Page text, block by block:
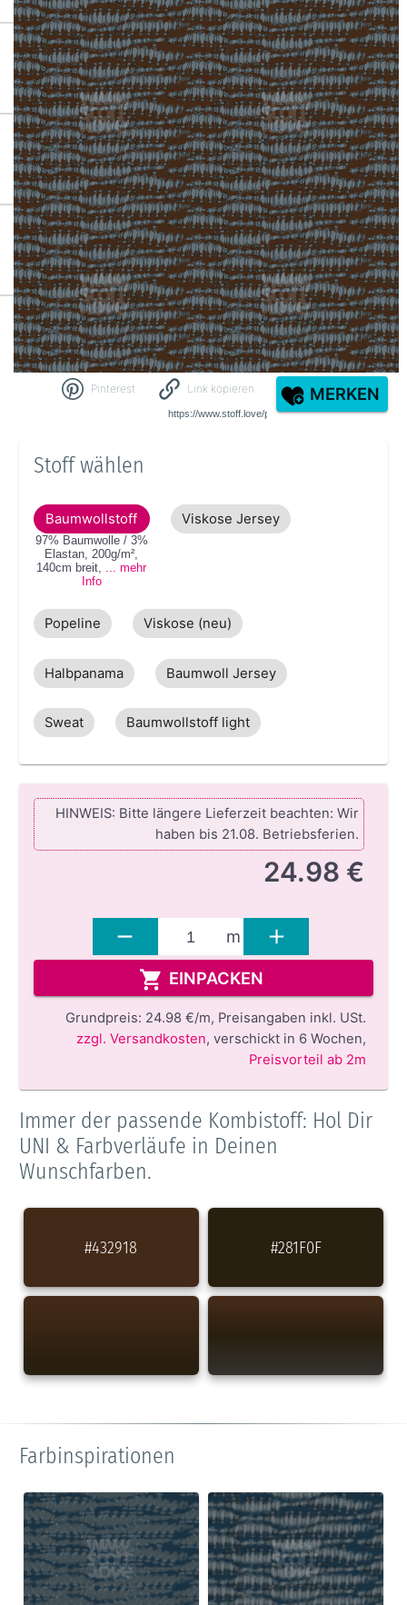
Pinterest Link kopieren MERKEN
Stoff wählen
Baumwollstoff
97% Baumwolle / 3%
Elastan 200g/m²
140cm breit
... mehr
Info
Viskose Jersey
Popeline Viskose (neu)
Halbpanama Baumwoll Jersey
Sweat Baumwollstoff light
HINWEIS: Bitte längere Lieferzeit beachten: Wir
haben bis 21.08. Betriebsferien.
24.98 €
m
EINPACKEN
Grundpreis: 24.98 €/m, Preisangaben inkl. USt.
zzgl. Versandkosten,verschickt in 6 Wochen,
Preisvorteil ab 2m
Immer der passende Kombistoff: Hol Dir
UNI & Farbverläufe in Deinen
Wunschfarben.
#432918 #281F0F
Farbinspirationen